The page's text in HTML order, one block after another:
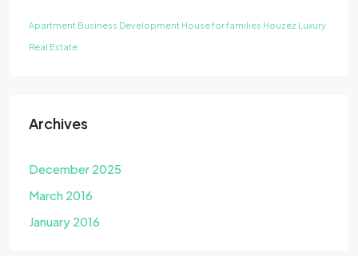
Apartment Business Development House for families Houzez Luxury
Real Estate
Archives
December 2025
March 2016
January 2016